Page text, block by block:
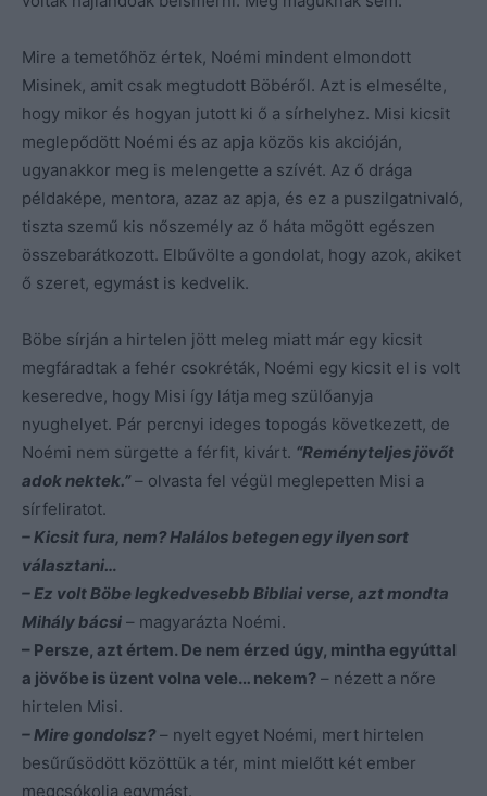
Mire a temetőhöz értek, Noémi mindent elmondott
Misinek, amit csak megtudott Böbéről. Azt is elmesélte,
hogy mikor és hogyan jutott ki ő a sírhelyhez. Misi kicsit
meglepődött Noémi és az apja közös kis akcióján,
ugyanakkor meg is melengette a szívét. Az ő drága
példaképe, mentora, azaz az apja, és ez a puszilgatnivaló,
tiszta szemű kis nőszemély az ő háta mögött egészen
összebarátkozott. Elbűvölte a gondolat, hogy azok, akiket
ő szeret, egymást is kedvelik.
Böbe sírján a hirtelen jött meleg miatt már egy kicsit
megfáradtak a fehér csokréták, Noémi egy kicsit el is volt
keseredve, hogy Misi így látja meg szülőanyja
nyughelyet. Pár percnyi ideges topogás következett, de
Noémi nem sürgette a férfit, kivárt. “Reményteljes jövőt
adok nektek.” – olvasta fel végül meglepetten Misi a
sírfeliratot.
– Kicsit fura, nem? Halálos betegen egy ilyen sort
választani…
– Ez volt Böbe legkedvesebb Bibliai verse, azt mondta
Mihály bácsi – magyarázta Noémi.
– Persze, azt értem. De nem érzed úgy, mintha egyúttal
a jövőbe is üzent volna vele… nekem? – nézett a nőre
hirtelen Misi.
– Mire gondolsz? – nyelt egyet Noémi, mert hirtelen
besűrűsödött közöttük a tér, mint mielőtt két ember
megcsókolja egymást.